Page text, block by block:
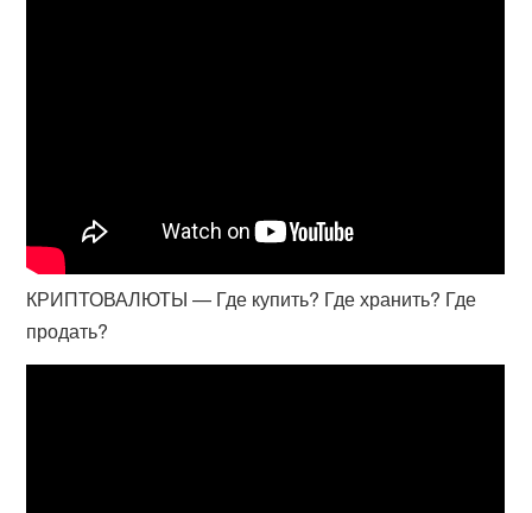
КРИПТОВАЛЮТЫ — Где купить? Где хранить? Где
продать?